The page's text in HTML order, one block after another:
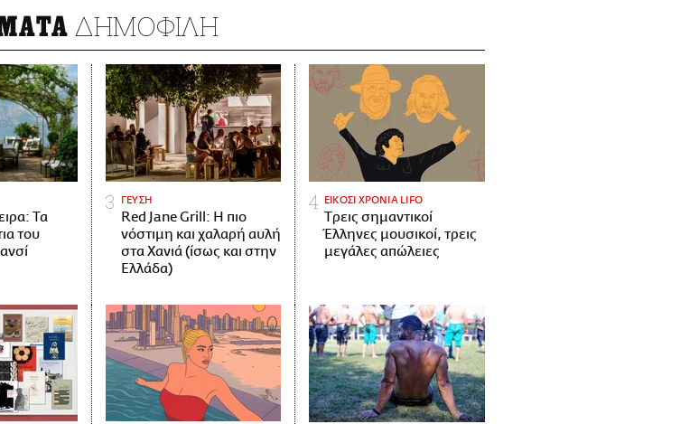
ΔΗΜΟΦΙΛΗ
Τα
του
ΓΕΥΣΗ
Red Jane Grill: Η πιο
νόστιμη και χαλαρή αυλή
στα Χανιά (ίσως και στην
Ελλάδα)
ΕΙΚΟΣΙ ΧΡΟΝΙΑ LIFO
Tρεις σημαντικοί
Έλληνες μουσικοί, τρεις
μεγάλες απώλειες